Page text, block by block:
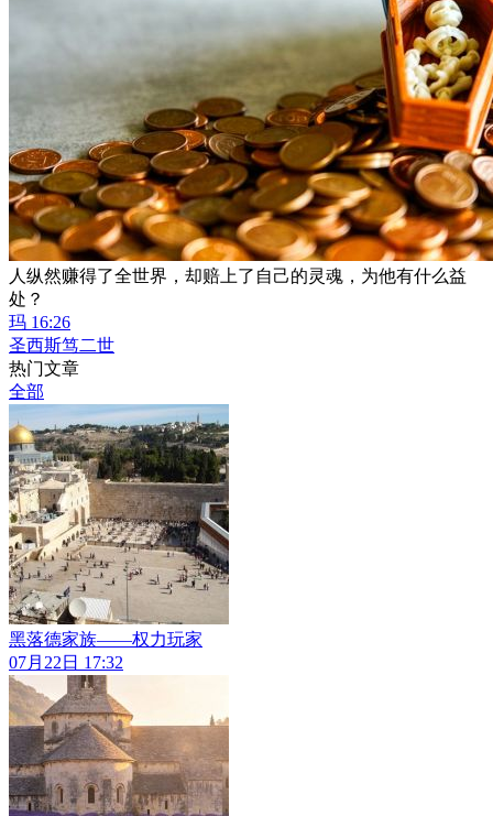
人纵然赚得了全世界，却赔上了自己的灵魂，为他有什么益
处？
玛 16:26
圣西斯笃二世
热门文章
全部
黑落德家族——权力玩家
07月22日 17:32